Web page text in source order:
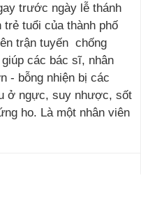
trước ngày lễ thánh
tuổi của thành phố
trận tuyến chống
các bác sĩ, nhân
- bỗng nhiện bị các
ở ngực, suy nhược, sốt
ho. Là một nhân viên